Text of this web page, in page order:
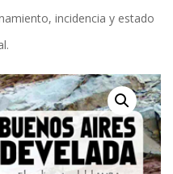
incidencia y estado